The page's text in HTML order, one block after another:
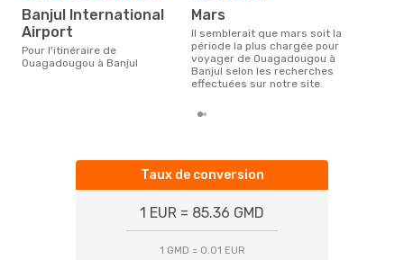
Banjul International
Airport
Pour l'itinéraire de
Ouagadougou à Banjul
mars
Il semblerait que mars soit la
période la plus chargée pour
voyager de Ouagadougou à
Banjul selon les recherches
effectuées sur notre site.
Taux de conversion
1 EUR = 85.36 GMD
1 GMD = 0.01 EUR